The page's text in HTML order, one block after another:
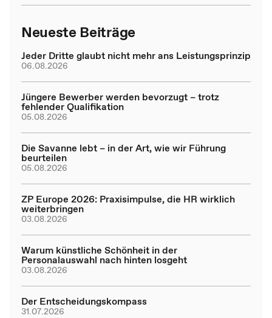
Neueste Beiträge
Jeder Dritte glaubt nicht mehr ans Leistungsprinzip
06.08.2026
Jüngere Bewerber werden bevorzugt – trotz
fehlender Qualifikation
05.08.2026
Die Savanne lebt – in der Art, wie wir Führung
beurteilen
05.08.2026
ZP Europe 2026: Praxisimpulse, die HR wirklich
weiterbringen
03.08.2026
Warum künstliche Schönheit in der
Personalauswahl nach hinten losgeht
03.08.2026
Der Entscheidungskompass
31.07.2026